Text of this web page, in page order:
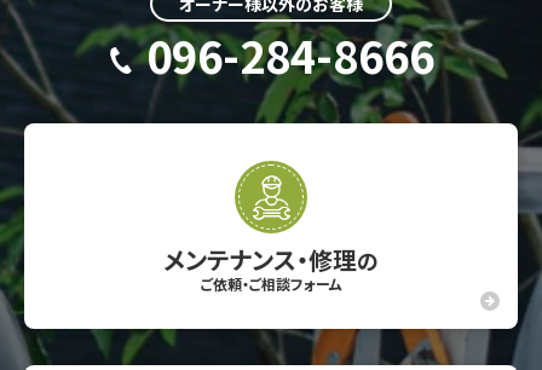
096-284-8666
メンテナンス・修理の
ご依頼・ご相談フォーム